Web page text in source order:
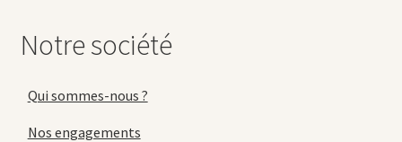
Notre société
Qui sommes-nous ?
Nos engagements